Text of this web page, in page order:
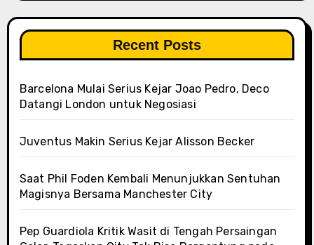
Recent Posts
Barcelona Mulai Serius Kejar Joao Pedro, Deco
Datangi London untuk Negosiasi
Juventus Makin Serius Kejar Alisson Becker
Saat Phil Foden Kembali Menunjukkan Sentuhan
Magisnya Bersama Manchester City
Pep Guardiola Kritik Wasit di Tengah Persaingan